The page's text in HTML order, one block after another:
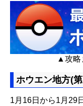
▲攻略
ホウエン地方(
1月16日から1月29